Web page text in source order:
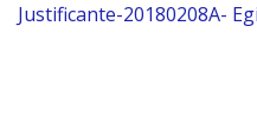
Justificante-20180208A-